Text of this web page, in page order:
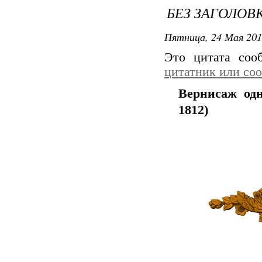
БЕЗ
Пятница, 24 Мая
Это цитата
цитатник или
Вернисаж
1812)